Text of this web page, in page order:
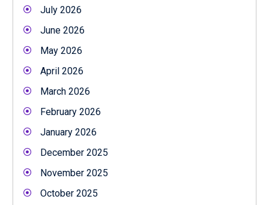
July 2026
June 2026
May 2026
April 2026
March 2026
February 2026
January 2026
December 2025
November 2025
October 2025